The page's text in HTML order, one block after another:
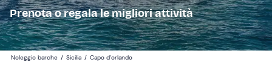
Prenota o regala le migliori attività
Noleggio barche / Sicilia / Capo d’orlando